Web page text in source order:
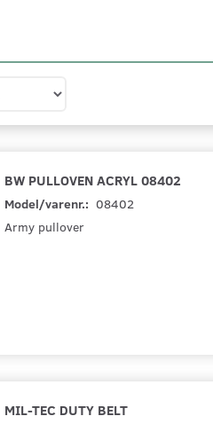
BW PULLOVEN ACRYL 08402
Model/varenr.: 08402
Army pullover
MIL-TEC DUTY BELT